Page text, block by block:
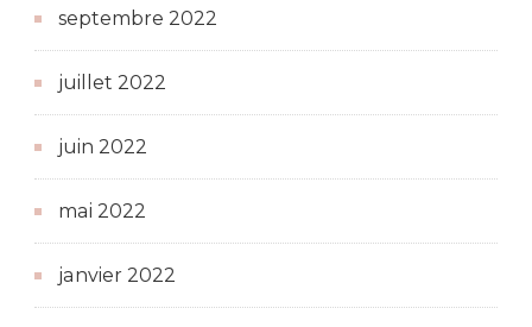
septembre 2022
juillet 2022
juin 2022
mai 2022
janvier 2022